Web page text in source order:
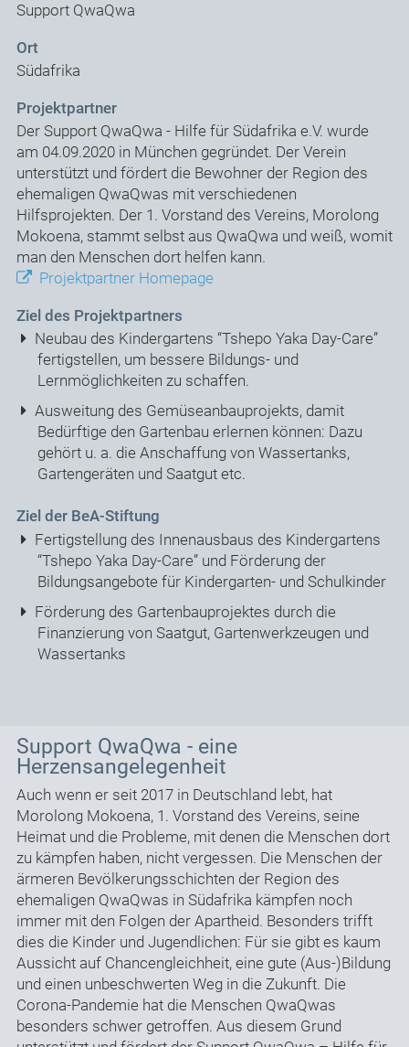
Support QwaQwa
Ort
Südafrika
Projektpartner
Der Support QwaQwa - Hilfe für Südafrika e.V. wurde
am 04.09.2020 in München gegründet. Der Verein
unterstützt und fördert die Bewohner der Region des
ehemaligen QwaQwas mit verschiedenen
Hilfsprojekten. Der 1. Vorstand des Vereins, Morolong
Mokoena, stammt selbst aus QwaQwa und weiß, womit
man den Menschen dort helfen kann.
Projektpartner Homepage
Ziel des Projektpartners
Neubau des Kindergartens “Tshepo Yaka Day-Care”
fertigstellen, um bessere Bildungs- und
Lernmöglichkeiten zu schaffen.
Ausweitung des Gemüseanbauprojekts, damit
Bedürftige den Gartenbau erlernen können: Dazu
gehört u. a. die Anschaffung von Wassertanks,
Gartengeräten und Saatgut etc.
Ziel der BeA-Stiftung
Fertigstellung des Innenausbaus des Kindergartens
“Tshepo Yaka Day-Care” und Förderung der
Bildungsangebote für Kindergarten- und Schulkinder
Förderung des Gartenbauprojektes durch die
Finanzierung von Saatgut, Gartenwerkzeugen und
Wassertanks
Support QwaQwa - eine
Herzensangelegenheit
Auch wenn er seit 2017 in Deutschland lebt, hat
Morolong Mokoena, 1. Vorstand des Vereins, seine
Heimat und die Probleme, mit denen die Menschen dort
zu kämpfen haben, nicht vergessen. Die Menschen der
ärmeren Bevölkerungsschichten der Region des
ehemaligen QwaQwas in Südafrika kämpfen noch
immer mit den Folgen der Apartheid. Besonders trifft
dies die Kinder und Jugendlichen: Für sie gibt es kaum
Aussicht auf Chancengleichheit, eine gute (Aus-)Bildung
und einen unbeschwerten Weg in die Zukunft. Die
Corona-Pandemie hat die Menschen QwaQwas
besonders schwer getroffen. Aus diesem Grund